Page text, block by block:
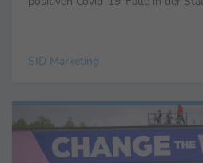
SID Marketing